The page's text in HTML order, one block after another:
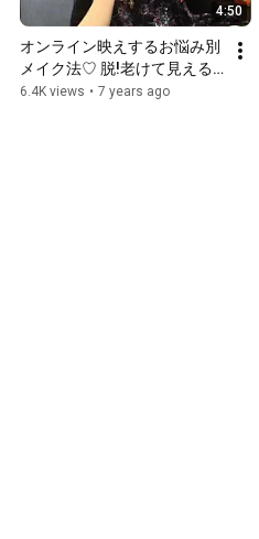
4:50
オンライン映えするお悩み別
メイク法♡ 脱!老けて見える
顔！頬ふっくら、頬コケ解消
6.4K views • 7 years ago